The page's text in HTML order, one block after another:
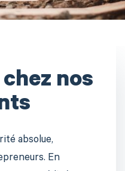
nos
absolue,
En